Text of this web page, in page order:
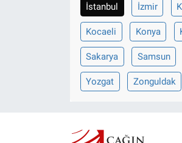
İstanbul İzmir
Kocaeli Konya
Sakarya Samsun
Yozgat Zonguldak